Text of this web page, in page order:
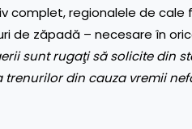
complet, regionalele de
de zăpadă – necesare în
sunt rugaţi să solicite din
din cauza vremii